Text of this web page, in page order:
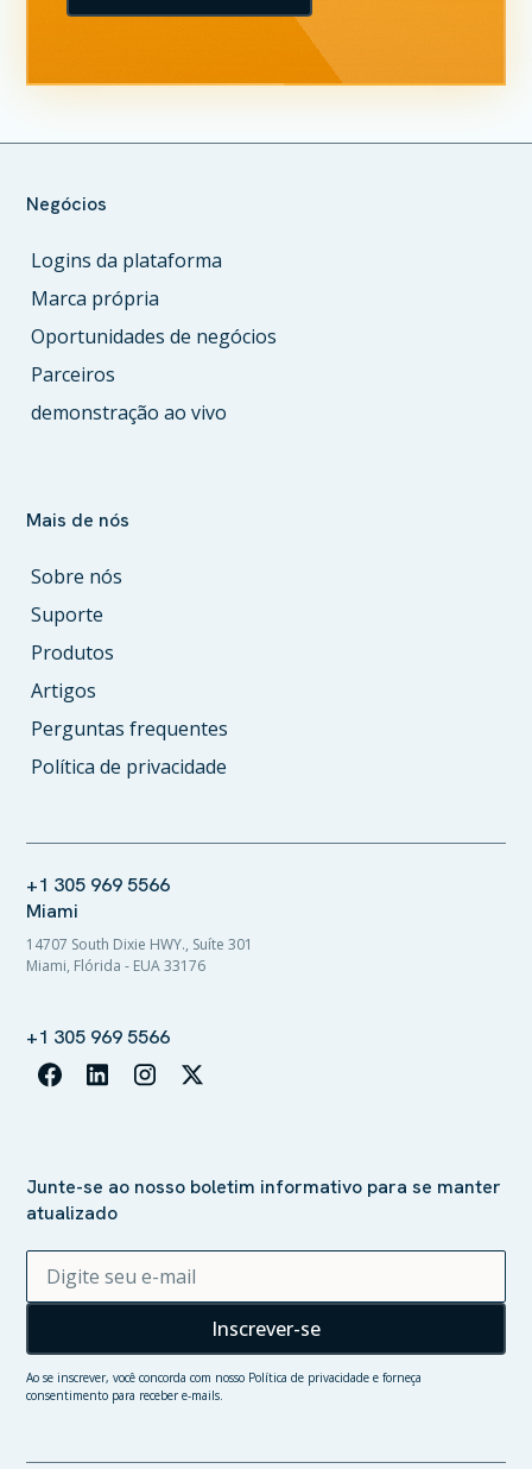
Negócios
Logins da plataforma
Marca própria
Oportunidades de negócios
Parceiros
demonstração ao vivo
Mais de nós
Sobre nós
Suporte
Produtos
Artigos
Perguntas frequentes
Política de privacidade
Junte-se ao nosso boletim informativo para se manter
atualizado
Ao se inscrever, você concorda com nosso Política de privacidade e forneça
consentimento para receber e-mails.
+1 305 969 5566
Miami
14707 South Dixie HWY., Suíte 301
Miami, Flórida - EUA 33176
+1 305 969 5566